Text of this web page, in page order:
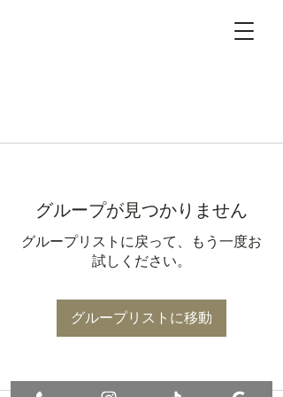
グループが見つかりません
グループリストに戻って、もう一度お
試しください。
グループリストに移動